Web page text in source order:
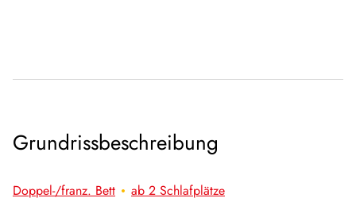
Grundrissbeschreibung
Doppel-/franz. Bett ab 2 Schlafplätze